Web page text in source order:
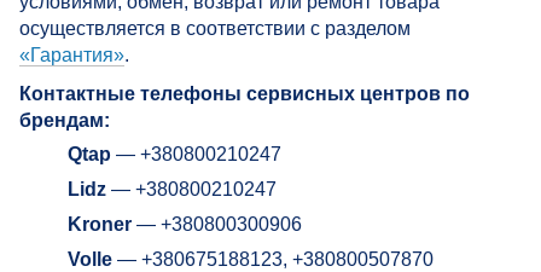
осуществляется в соответствии с разделом
«Гарантия».
Контактные телефоны сервисных центров по
брендам:
Qtap — +380800210247
Lidz — +380800210247
Kroner — +380800300906
Volle — +380675188123, +380800507870